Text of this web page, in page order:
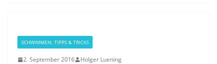
SCHWIMMEN: TIPPS & TRICKS
2. September 2016 Holger Luening